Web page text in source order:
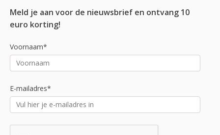
Meld je aan voor de nieuwsbrief en ontvang 10
euro korting!
Voornaam*
E-mailadres*